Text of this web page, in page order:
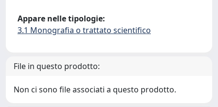
Appare nelle tipologie:
3.1 Monografia o trattato scientifico
File in questo prodotto:
Non ci sono file associati a questo prodotto.